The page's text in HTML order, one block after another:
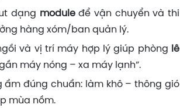
dạng moduleđể vận chuyển và
hàng xóm/ban quản lý.
và vị trí máy hợp lý giúp phòng
máy nóng – xa máy lạnh”.
ẩm đúng chuẩn: làm khô – thông
mùa nồm.